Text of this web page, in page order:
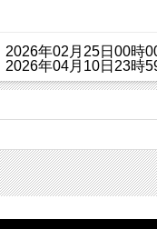
2026年02月25日00時
2026年04月10日23時